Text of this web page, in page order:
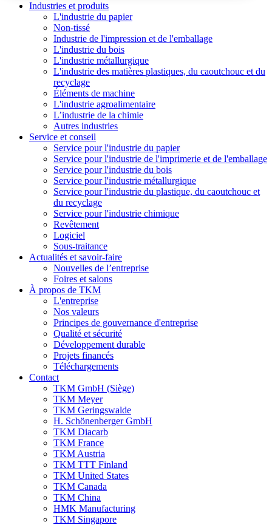
Industries et produits
L'industrie du papier
Non-tissé
Industrie de l'impression et de l'emballage
L'industrie du bois
L'industrie métallurgique
L'industrie des matières plastiques, du caoutchouc et du
recyclage
Éléments de machine
L'industrie agroalimentaire
L’industrie de la chimie
Autres industries
Service et conseil
Service pour l'industrie du papier
Service pour l'industrie de l'imprimerie et de l'emballage
Service pour l'industrie du bois
Service pour l'industrie métallurgique
Service pour l'industrie du plastique, du caoutchouc et
du recyclage
Service pour l'industrie chimique
Revêtement
Logiciel
Sous-traitance
Actualités et savoir-faire
Nouvelles de l’entreprise
Foires et salons
À propos de TKM
L'entreprise
Nos valeurs
Principes de gouvernance d'entreprise
Qualité et sécurité
Développement durable
Projets financés
Téléchargements
Contact
TKM GmbH (Siège)
TKM Meyer
TKM Geringswalde
H. Schönenberger GmbH
TKM Diacarb
TKM France
TKM Austria
TKM TTT Finland
TKM United States
TKM Canada
TKM China
HMK Manufacturing
TKM Singapore